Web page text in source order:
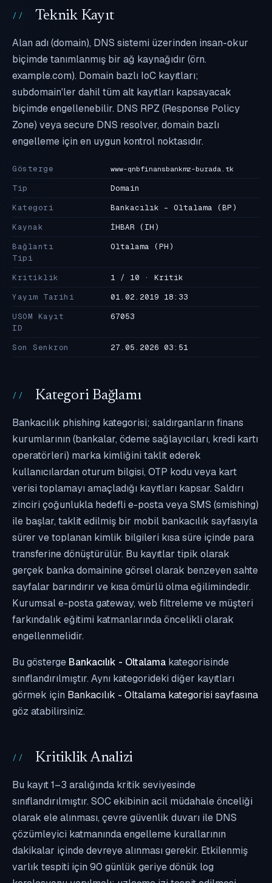
Teknik Kayıt
Alan adı (domain), DNS sistemi üzerinden insan-okur
biçimde tanımlanmış bir ağ kaynağıdır (örn.
example.com). Domain bazlı IoC kayıtları;
subdomain'ler dahil tüm alt kayıtları kapsayacak
biçimde engellenebilir. DNS RPZ (Response Policy
Zone) veya secure DNS resolver, domain bazlı
engelleme için en uygun kontrol noktasıdır.
Gösterge www-qnbfinansbankmz-burada.tk
Tip
Domain
Kategori
Bankacılık - Oltalama (BP)
Kaynak
İHBAR (IH)
Bağlantı
Tipi
Oltalama (PH)
Kritiklik
1 / 10 · Kritik
Yayım Tarihi
01.02.2019 18:33
USOM Kayıt
ID
67053
Son Senkron 27.05.2026 03:51
Kategori Bağlamı
Bankacılık phishing kategorisi; saldırganların finans
kurumlarının (bankalar, ödeme sağlayıcıları, kredi kartı
operatörleri) marka kimliğini taklit ederek
kullanıcılardan oturum bilgisi, OTP kodu veya kart
verisi toplamayı amaçladığı kayıtları kapsar. Saldırı
zinciri çoğunlukla hedefli e-posta veya SMS (smishing)
ile başlar, taklit edilmiş bir mobil bankacılık sayfasıyla
sürer ve toplanan kimlik bilgileri kısa süre içinde para
transferine dönüştürülür. Bu kayıtlar tipik olarak
gerçek banka domainine görsel olarak benzeyen sahte
sayfalar barındırır ve kısa ömürlü olma eğilimindedir.
Kurumsal e-posta gateway, web filtreleme ve müşteri
farkındalık eğitimi katmanlarında öncelikli olarak
engellenmelidir.
Bu gösterge Bankacılık - Oltalama kategorisinde
sınıflandırılmıştır. Aynı kategorideki diğer kayıtları
görmek için Bankacılık - Oltalama kategorisi sayfasına
göz atabilirsiniz.
Kritiklik Analizi
Bu kayıt 1–3 aralığında kritik seviyesinde
sınıflandırılmıştır. SOC ekibinin acil müdahale önceliği
olarak ele alınması, çevre güvenlik duvarı ile DNS
çözümleyici katmanında engelleme kurallarının
dakikalar içinde devreye alınması gerekir. Etkilenmiş
varlık tespiti için 90 günlük geriye dönük log